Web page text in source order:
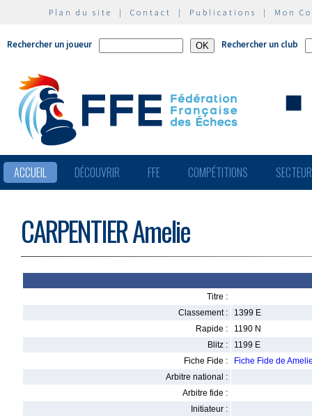
Plan du site | Contact | Publications | Mon
Rechercher un joueur Rechercher un club
ACCUEIL DÉCOUVRIR FFE COMPÉTITIONS
CARPENTIER Amelie
Titre :
Classement :
1399 E
Rapide :
1190 N
Blitz :
1199 E
Fiche Fide :
Fiche Fide de
Arbitre national :
Arbitre fide :
Initiateur :